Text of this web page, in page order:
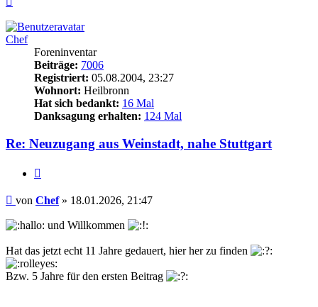
Chef
Foreninventar
Beiträge: 7006
Registriert: 05.08.2004, 23:27
Wohnort: Heilbronn
Hat sich bedankt: 16 Mal
Danksagung erhalten: 124 Mal
Re: Neuzugang aus Weinstadt, nahe Stuttgart
Beitrag
von Chef» 18.01.2026, 21:47
und Willkommen
Hat das jetzt echt 11 Jahre gedauert, hier her zu finden
Bzw. 5 Jahre für den ersten Beitrag